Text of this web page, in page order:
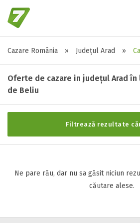
Cazare România » Județul Arad »
Oferte de cazare in județul Arad
de Beliu
Filtrează rezultate
Stele / margarete
Neclasificat
1 stea / margareta
3 stele / margarete
4 stele / margarete
Selecteaza pretul
Ne pare rău, dar nu sa găsit niciun
căutare alese.